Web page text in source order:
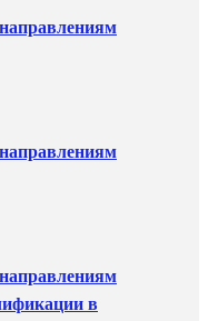
в